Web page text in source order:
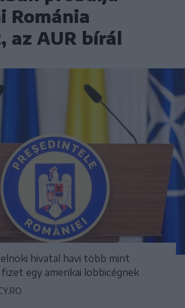
Románia
az AUR bírál
elnöki hivatal havi több mint
egy amerikai lobbicégnek